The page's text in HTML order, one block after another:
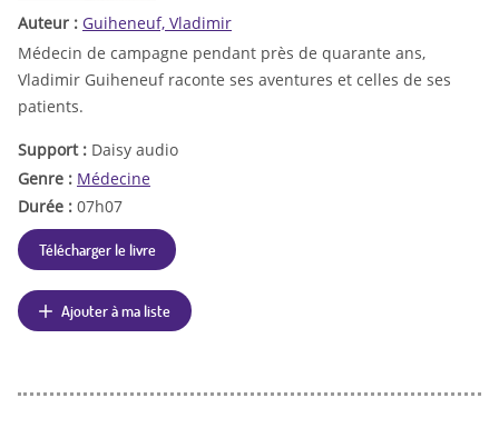
Auteur : Guiheneuf, Vladimir
Médecin de campagne pendant près de quarante ans,
Vladimir Guiheneuf raconte ses aventures et celles de ses
patients.
Support : Daisy audio
Genre : Médecine
Durée : 07h07
Télécharger le livre
Ajouter à ma liste